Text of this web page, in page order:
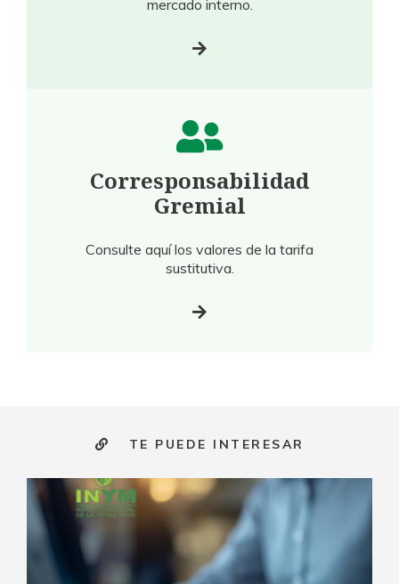
mercado interno.
Corresponsabilidad
Gremial
Consulte aquí los valores de la tarifa
sustitutiva.
TE PUEDE INTERESAR